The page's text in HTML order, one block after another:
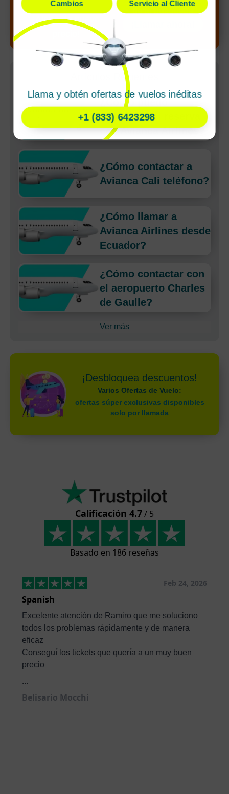
¡Alerta de nuevo
de tu búsqueda
Artículos Recientes
¿Cómo puedo
gestionar mi reserva
con Avianca Airlines?
¿Cómo contactar a
Avianca Cali teléfono?
¿Cómo llamar a
Avianca Airlines desde
Ecuador?
¿Cómo contactar con
el aeropuerto Charles
de Gaulle?
Ver más
¡Desbloquea descuentos!
Varios Ofertas de Vuelo:
ofertas súper exclusivas disponibles
solo por llamada
Calificación 4.7/ 5
Basado en 186 reseñas
Feb 24, 2026
Spanish
Excelente atención de Ramiro que me soluciono
todos los problemas rápidamente y de manera
eficaz
Conseguí los tickets que quería a un muy buen
precio
...
Belisario Mocchi
Cambios Servicio al Cliente
Llama y obtén ofertas de vuelos inéditas
+1 (833) 6423298